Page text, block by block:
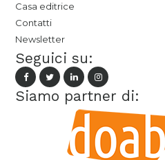
Casa editrice
Contatti
Newsletter
Seguici su:
Siamo partner di: